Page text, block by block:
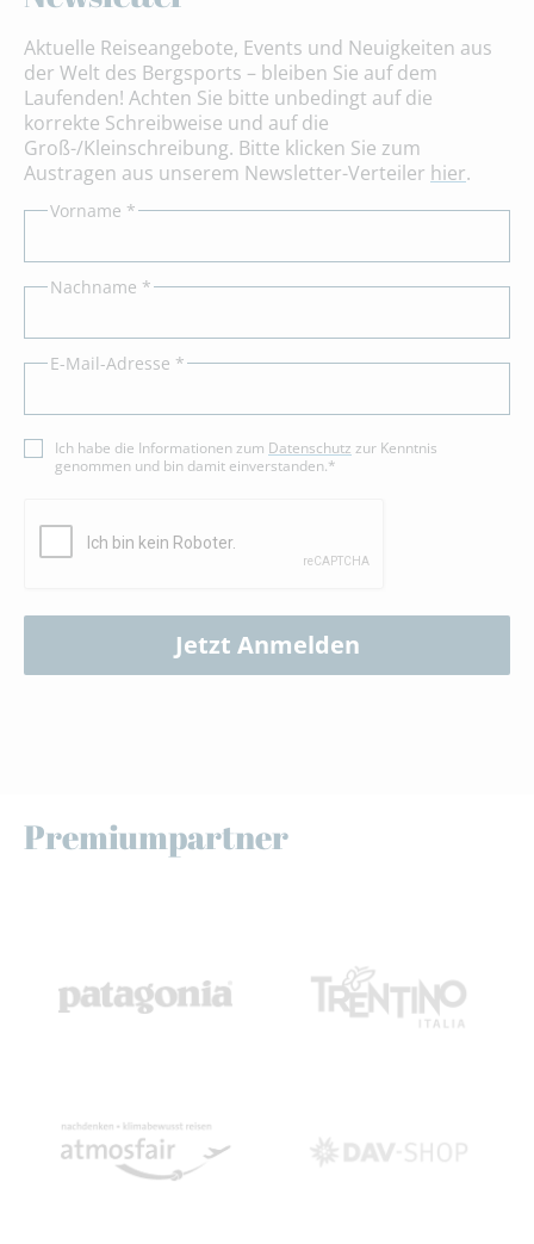
Aktuelle Reiseangebote, Events und Neuigkeiten aus
der Welt des Bergsports – bleiben Sie auf dem
Laufenden! Achten Sie bitte unbedingt auf die
korrekte Schreibweise und auf die
Groß-/Kleinschreibung. Bitte klicken Sie zum
Austragen aus unserem Newsletter-Verteiler hier.
Vorname *
Nachname *
E-Mail-Adresse *
Ich habe die Informationen zum Datenschutz zur Kenntnis
genommen und bin damit einverstanden.*
Jetzt Anmelden
Premiumpartner